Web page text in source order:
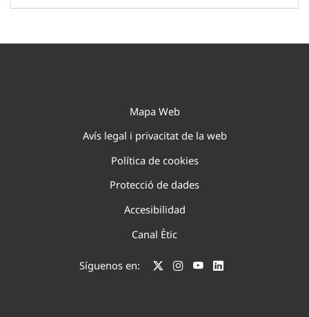
Mapa Web
Avís legal i privacitat de la web
Política de cookies
Protecció de dades
Accesibilidad
Canal Ètic
Síguenos en: